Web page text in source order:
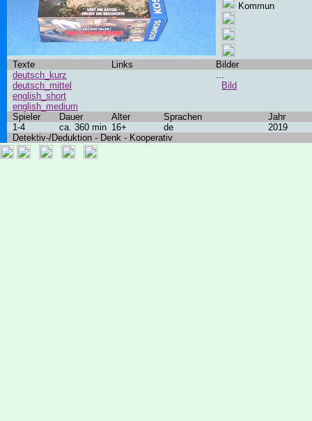
Kommun
Texte Links
Bilder
deutsch_kurz
deutsch_mittel
english_short
english_medium
...
Bild
Spieler Dauer Alter Sprachen
Jahr
1-4
ca. 360 min 16+ de
2019
Detektiv-/Deduktion - Denk - Kooperativ